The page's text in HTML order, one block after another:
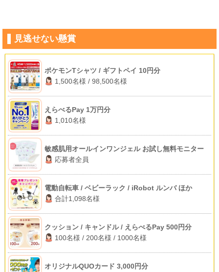
見逃せない懸賞
ポケモンTシャツ / ギフトペイ 10円分
1,500名様 / 98,500名様
えらべるPay 1万円分
1,010名様
敏感肌用オールインワンジェル お試し無料モニター
応募者全員
電動自転車 / ベビーラック / iRobot ルンバ ほか
合計1,098名様
クッション / キャンドル / えらべるPay 500円分
100名様 / 200名様 / 1000名様
オリジナルQUOカード 3,000円分